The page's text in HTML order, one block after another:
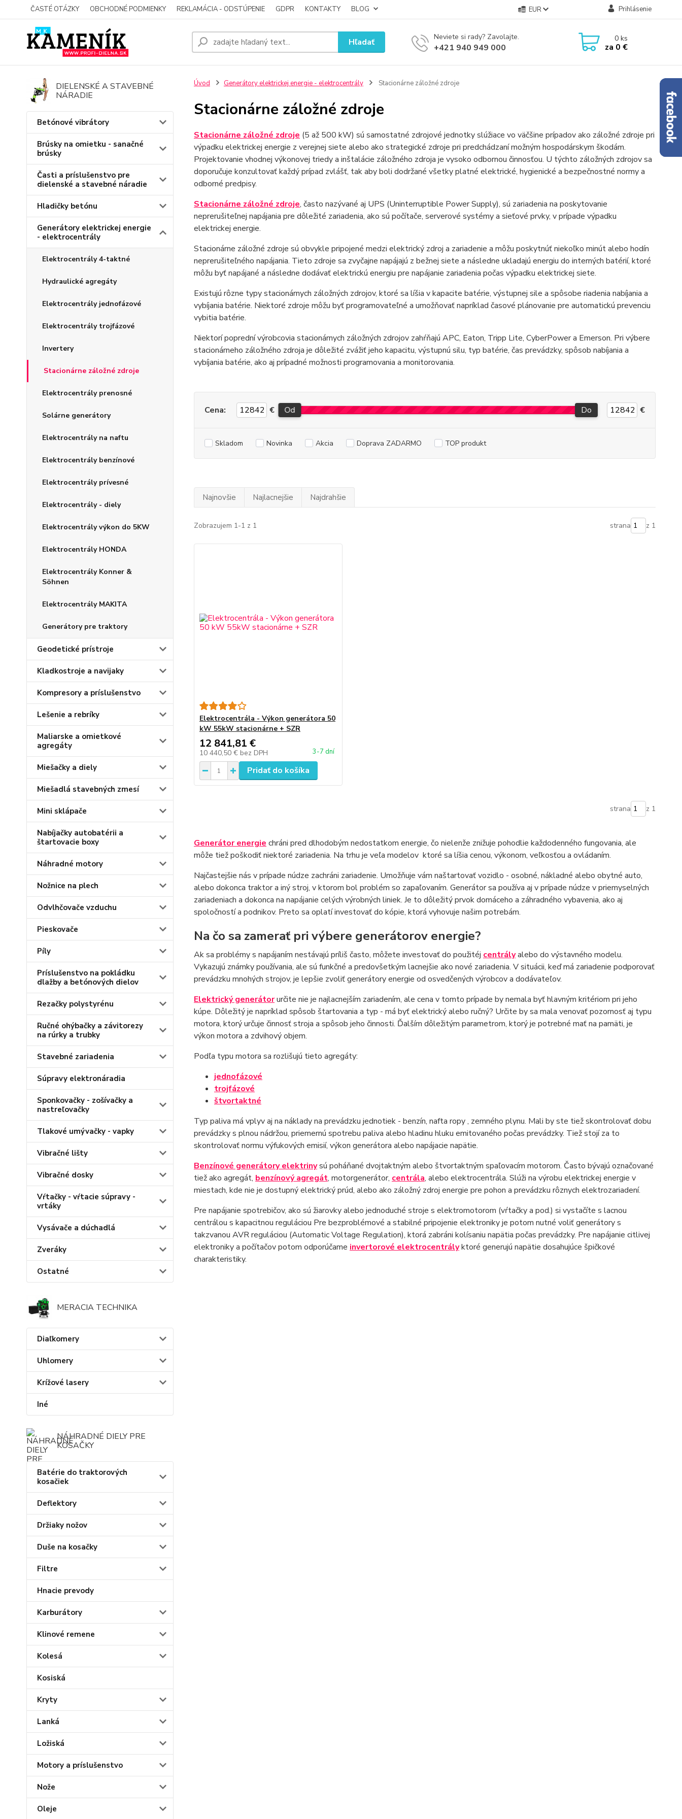
ČASTÉ OTÁZKY OBCHODNÉ PODMIENKY REKLAMÁCIA - ODSTÚPENIE GDPR KONTAKTY BLOG EUR Prihlásenie
Hľadať Neviete si rady? Zavolajte.
+421 940 949 000
0ks
za 0 €
DIELENSKÉ A STAVEBNÉ
NÁRADIE
Betónové vibrátory
Brúsky na omietku - sanačné
brúsky
Časti a príslušenstvo pre
dielenské a stavebné náradie
Hladičky betónu
Generátory elektrickej energie
- elektrocentrály
Elektrocentrály 4-taktné
Hydraulické agregáty
Elektrocentrály jednofázové
Elektrocentrály trojfázové
Invertery
Stacionárne záložné zdroje
Elektrocentrály prenosné
Solárne generátory
Elektrocentrály na naftu
Elektrocentrály benzínové
Elektrocentrály prívesné
Elektrocentrály - diely
Elektrocentrály výkon do 5KW
Elektrocentrály HONDA
Elektrocentrály Konner &
Söhnen
Elektrocentrály MAKITA
Generátory pre traktory
Geodetické prístroje
Kladkostroje a navijaky
Kompresory a príslušenstvo
Lešenie a rebríky
Maliarske a omietkové
agregáty
Miešačky a diely
Miešadlá stavebných zmesí
Mini sklápače
Nabíjačky autobatérii a
štartovacie boxy
Náhradné motory
Nožnice na plech
Odvlhčovače vzduchu
Pieskovače
Píly
Príslušenstvo na pokládku
dlažby a betónových dielov
Rezačky polystyrénu
Ručné ohýbačky a závitorezy
na rúrky a trubky
Stavebné zariadenia
Súpravy elektronáradia
Sponkovačky - zošívačky a
nastreľovačky
Tlakové umývačky - vapky
Vibračné lišty
Vibračné dosky
Vŕtačky - vŕtacie súpravy -
vrtáky
Vysávače a dúchadlá
Zveráky
Ostatné
MERACIA TECHNIKA
Diaľkomery
Uhlomery
Krížové lasery
Iné
NÁHRADNÉ DIELY PRE
KOSAČKY
Batérie do traktorových
kosačiek
Deflektory
Držiaky nožov
Duše na kosačky
Filtre
Hnacie prevody
Karburátory
Klinové remene
Kolesá
Kosiská
Kryty
Lanká
Ložiská
Motory a príslušenstvo
Nože
Oleje
Úvod Generátory elektrickej energie - elektrocentrály Stacionárne záložné zdroje
Stacionárne záložné zdroje
Stacionárne záložné zdroje (5 až 500 kW) sú samostatné zdrojové jednotky slúžiace vo väčšine prípadov ako záložné zdroje pri
výpadku elektrickej energie z verejnej siete alebo ako strategické zdroje pri predchádzaní možným hospodárskym škodám.
Projektovanie vhodnej výkonovej triedy a inštalácie záložného zdroja je vysoko odbornou činnosťou. U týchto záložných zdrojov sa
doporučuje konzultovať každý prípad zvlášť, tak aby boli dodržané všetky platné elektrické, hygienické a bezpečnostné normy a
odborné predpisy.
Stacionárne záložné zdroje, často nazývané aj UPS (Uninterruptible Power Supply), sú zariadenia na poskytovanie
neprerušiteľnej napájania pre dôležité zariadenia, ako sú počítače, serverové systémy a sieťové prvky, v prípade výpadku
elektrickej energie.
Stacionárne záložné zdroje sú obvykle pripojené medzi elektrický zdroj a zariadenie a môžu poskytnúť niekoľko minút alebo hodín
neprerušiteľného napájania. Tieto zdroje sa zvyčajne napájajú z bežnej siete a následne ukladajú energiu do interných batérií, ktoré
môžu byť napájané a následne dodávať elektrickú energiu pre napájanie zariadenia počas výpadku elektrickej siete.
Existujú rôzne typy stacionárnych záložných zdrojov, ktoré sa líšia v kapacite batérie, výstupnej sile a spôsobe riadenia nabíjania a
vybíjania batérie. Niektoré zdroje môžu byť programovateľné a umožňovať napríklad časové plánovanie pre automatickú prevenciu
vybitia batérie.
Niektorí poprední výrobcovia stacionárnych záložných zdrojov zahŕňajú APC, Eaton, Tripp Lite, CyberPower a Emerson. Pri výbere
stacionárneho záložného zdroja je dôležité zvážiť jeho kapacitu, výstupnú silu, typ batérie, čas prevádzky, spôsob nabíjania a
vybíjania batérie, ako aj prípadné možnosti programovania a monitorovania.
Cena: € Od Do €
Skladom Novinka Akcia Doprava ZADARMO TOP produkt
Najnovšie Najlacnejšie Najdrahšie
Zobrazujem 1-1 z 1 strana z 1
Elektrocentrála - Výkon generátora 50
kW 55kW stacionárne + SZR
12 841,81 €
10 440,50 € bez DPH 3-7 dní
Pridať do košíka
strana z 1
Generátor energie chráni pred dlhodobým nedostatkom energie, čo nielenže znižuje pohodlie každodenného fungovania, ale
môže tiež poškodiť niektoré zariadenia. Na trhu je veľa modelov ktoré sa líšia cenou, výkonom, veľkosťou a ovládaním.
Najčastejšie nás v prípade núdze zachráni zariadenie. Umožňuje vám naštartovať vozidlo - osobné, nákladné alebo obytné auto,
alebo dokonca traktor a iný stroj, v ktorom bol problém so zapaľovaním. Generátor sa používa aj v prípade núdze v priemyselných
zariadeniach a dokonca na napájanie celých výrobných liniek. Je to dôležitý prvok domáceho a záhradného vybavenia, ako aj
spoločností a podnikov. Preto sa oplatí investovať do kópie, ktorá vyhovuje našim potrebám.
Na čo sa zamerať pri výbere generátorov energie?
Ak sa problémy s napájaním nestávajú príliš často, môžete investovať do použitéj centrályalebo do výstavného modelu.
Vykazujú známky používania, ale sú funkčné a predovšetkým lacnejšie ako nové zariadenia. V situácii, keď má zariadenie podporovať
prevádzku mnohých strojov, je lepšie zvoliť generátory energie od osvedčených výrobcov a dodávateľov.
Elektrický generátorurčite nie je najlacnejším zariadením, ale cena v tomto prípade by nemala byť hlavným kritériom pri jeho
kúpe. Dôležitý je napríklad spôsob štartovania a typ - má byť elektrický alebo ručný? Určite by sa mala venovať pozornosť aj typu
motora, ktorý určuje činnosť stroja a spôsob jeho činnosti. Ďalším dôležitým parametrom, ktorý je potrebné mať na pamäti, je
výkon motora a zdvihový objem.
Podľa typu motora sa rozlišujú tieto agregáty:
jednofázové
trojfázové
štvortaktné
Typ paliva má vplyv aj na náklady na prevádzku jednotiek - benzín, nafta ropy , zemného plynu. Mali by ste tiež skontrolovať dobu
prevádzky s plnou nádržou, priemernú spotrebu paliva alebo hladinu hluku emitovaného počas prevádzky. Tiež stojí za to
skontrolovať normu výfukových emisií, výkon generátora alebo napájacie napätie.
Benzínové generátory elektrinysú poháňané dvojtaktným alebo štvortaktným spaľovacím motorom. Často bývajú označované
tiež ako agregát, benzínový agregát, motorgenerátor, centrála, alebo elektrocentrála. Slúži na výrobu elektrickej energie v
miestach, kde nie je dostupný elektrický prúd, alebo ako záložný zdroj energie pre pohon a prevádzku rôznych elektrozariadení.
Pre napájanie spotrebičov, ako sú žiarovky alebo jednoduché stroje s elektromotorom (vŕtačky a pod.) si vystačíte s lacnou
centrálou s kapacitnou reguláciou Pre bezproblémové a stabilné pripojenie elektroniky je potom nutné voliť generátory s
takzvanou AVR reguláciou (Automatic Voltage Regulation), ktorá zabráni kolísaniu napätia počas prevádzky. Pre napájanie citlivej
elektroniky a počítačov potom odporúčame invertorové elektrocentrályktoré generujú napätie dosahujúce špičkové
charakteristiky.